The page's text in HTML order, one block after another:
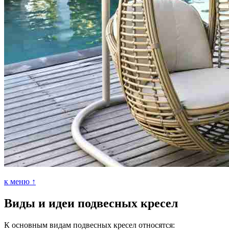
к меню ↑
Виды и идеи подвесных кресел
К основным видам подвесных кресел относятся: